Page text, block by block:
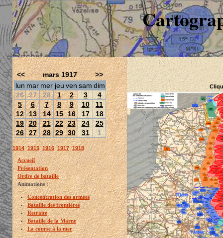
<< mars 1917
>>
lun mar mer jeu ven sam dim
26 27 28 1 2 3
4
5
6 7 8 9 10
11
12 13 14 15 16 17
18
19 20 21 22 23 24
25
26 27 28 29 30 31 1
1914 1915 1916 1917 1918
Accueil
Présentation
Ordre de bataille
Animations :
Concentration des armées
Bataille des frontières
Retraite
Bataille de la Marne
La course à la mer